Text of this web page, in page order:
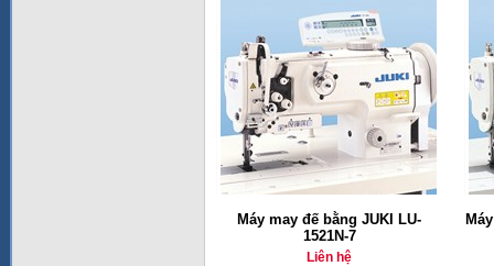
Máy may đế bằng JUKI LU-
1521N-7
Liên hệ